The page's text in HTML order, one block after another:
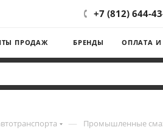
+7 (812) 644-
ПРОДАЖ БРЕНДЫ ОПЛАТА И
— Промышленные